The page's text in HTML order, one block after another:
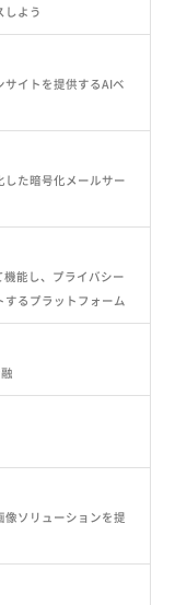
しよう
イトを提供するAIベ
た暗号化メールサー
能し、プライバシー
るプラットフォーム
ソリューションを提